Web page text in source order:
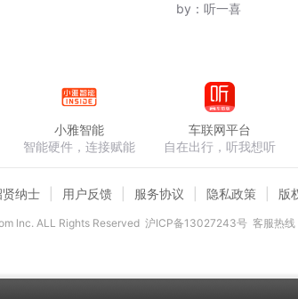
by： 听一喜
小雅智能
智能硬件，连接赋能
车联网平台
自在出行，听我想听
贤纳士 用户反馈 服务协议 隐私政策 版
lnc. ALL Rights Reserved 沪ICP备13027243号 客服热